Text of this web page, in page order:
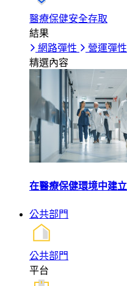
醫療保健安全存取
結果
網路彈性
營運彈性
精選內容
在醫療保健環境中建
公共部門
公共部門
平台